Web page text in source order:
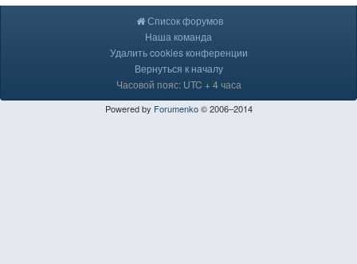
Список форумов
Наша команда
Удалить cookies конференции
Вернуться к началу
Часовой пояс: UTC + 4 часа
Powered by Forumenko© 2006–2014